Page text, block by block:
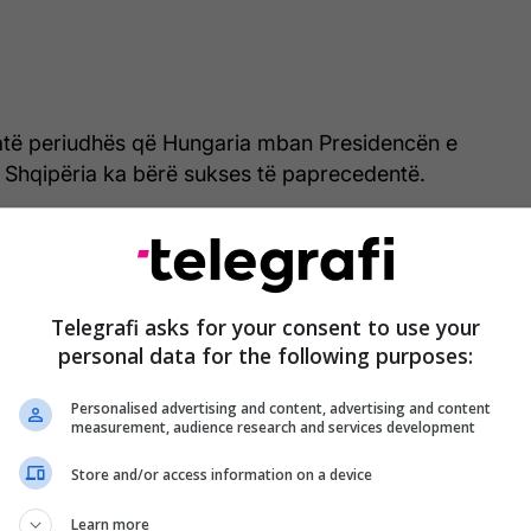
periudhës që Hungaria mban Presidencën e
ka bërë sukses të paprecedentë.
një arritje për hapjen e zonës së Shengen me
mënyrë që të përshpejtojmë përpjekjet tona dhe
e zgjerimit dhe të aksesit për vendet e
ne kemi arritur ta përshpejtojmë dhe ne
BP dhe kuptojmë shqetësimet e rajonit dhe
paqes, qetësisë dhe zhvillimit në
Telegrafi asks for your consent to use your
personal data for the following purposes:
Personalised advertising and content, advertising and content
measurement, audience research and services development
Store and/or access information on a device
Learn more